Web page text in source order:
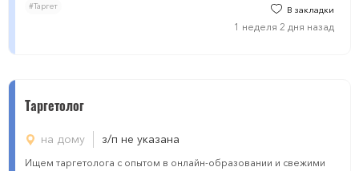
#Таргет В закладки
1 неделя 2 дня назад
Таргетолог
на дому з/п не указана
Ищем таргетолога с опытом в онлайн-образовании и свежими